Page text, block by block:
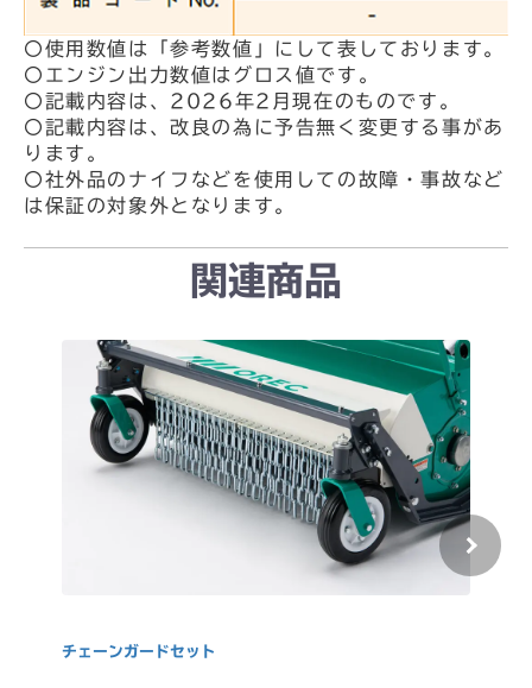
〇使用数値は「参考数値」にして表しております。
〇エンジン出力数値はグロス値です。
〇記載内容は、2026年2月現在のものです。
〇記載内容は、改良の為に予告無く変更する事があ
ります。
〇社外品のナイフなどを使用しての故障・事故など
は保証の対象外となります。
関連商品
チェーンガードセット